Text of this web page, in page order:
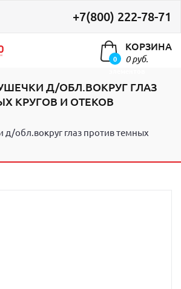
+7(800) 222-78-71
0
КОРЗИНА
0 руб.
Д/ОБЛ.ВОКРУГ ГЛАЗ
КРУГОВ И ОТЕКОВ
д/обл.вокруг глаз против темных